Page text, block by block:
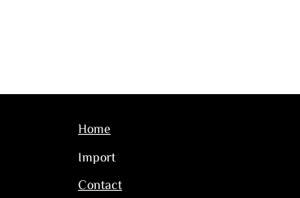
Home
Import
Contact